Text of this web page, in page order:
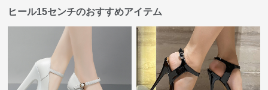
ヒール15センチのおすすめアイテム